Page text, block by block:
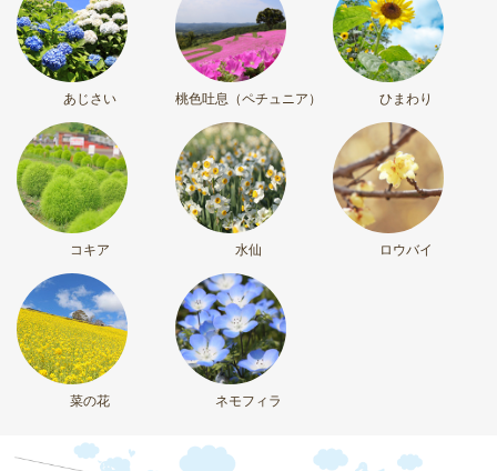
あじさい 桃色吐息（ペチュニア） ひまわり
コキア 水仙 ロウバイ
菜の花 ネモフィラ